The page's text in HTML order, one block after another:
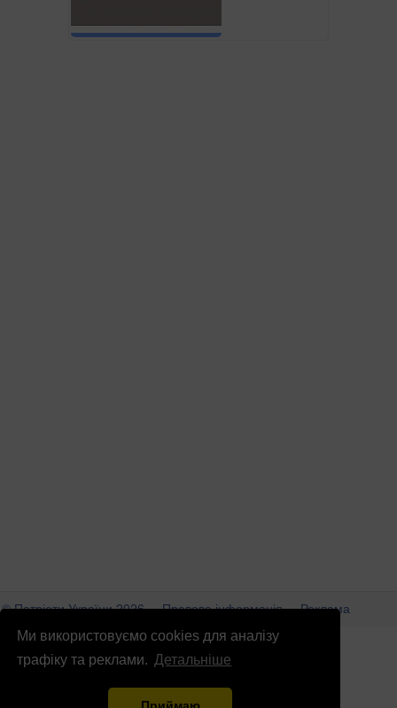
Ми використовуємо cookies для аналізу
трафіку та реклами. Детальніше
© Патріоти України 2026 Правова інформація
Реклама
info@patrioty.org.ua